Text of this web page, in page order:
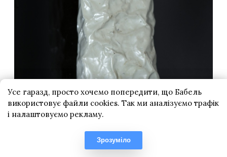
Усе гаразд, просто хочемо попередити, що Бабель
використовує файли cookies. Так ми аналізуємо трафік
і налаштовуємо рекламу.
Зрозуміло